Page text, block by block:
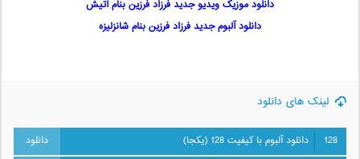
دانلود موزیک ویدیو جدید فرزاد فرزین بنام آتیش
دانلود آلبوم جدید فرزاد فرزین بنام شانزلیزه
لینک های دانلود
128
دانلود آلبوم با کیفیت 128 (یکجا)